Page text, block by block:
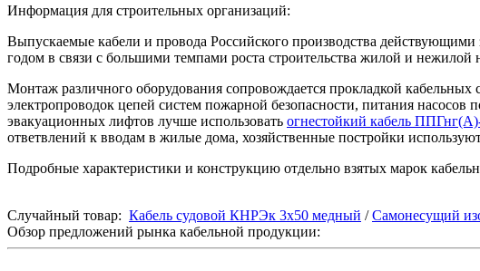
Информация для строительных организаций:
Выпускаемые кабели и провода Российского производства
годом в связи с большими темпами роста строительства жилой и нежилой
Монтаж различного оборудования сопровождается прокладкой
электропроводок цепей систем пожарной безопасности, питания
эвакуационных лифтов лучше использовать огнестойкий кабель
ответвлений к вводам в жилые дома, хозяйственные постройки
Подробные характеристики и конструкцию отдельно взятых марок
Случайный товар: Кабель судовой КНРЭк 3x50 медный /Самонесущий
Обзор предложений рынка кабельной продукции: